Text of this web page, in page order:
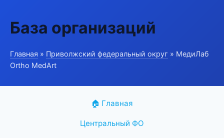
База организаций
Главная » Приволжский федеральный округ » МедиЛаб
Ortho MedArt
🏠 Главная
Центральный ФО